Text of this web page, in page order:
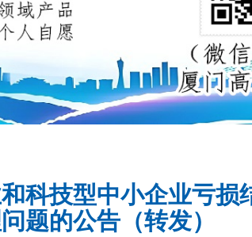
科技型中小企业亏
题的公告（转发）